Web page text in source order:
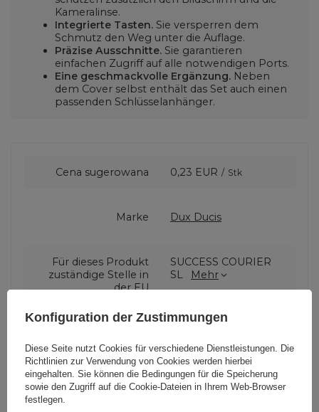
Kameralinse.
Integrierte Tasten. Sie versperren dem
Schmutz den Weg unter die Auflage.
Präzise Ausschnitte. Sie garantieren
einfachen Zugriff auf alle notwendigen Ports.
Eine geschmackvolle Ergänzung. Neben
dem Cover selbst enthält das Set auch einen
passenden Schlüsselanhänger.
Cena sugerowana 0,23 EUR / Stk
Marke Dux Ducis
Für dieses Produkt
zuständige Stelle in
der EU
SUCCESS COURIER
SL
Mehr
Serie Dux Ducis Hivo
Konfiguration der Zustimmungen
Diese Seite nutzt Cookies für verschiedene Dienstleistungen. Die
Richtlinien zur Verwendung von Cookies werden hierbei
eingehalten. Sie können die Bedingungen für die Speicherung
sowie den Zugriff auf die Cookie-Dateien in Ihrem Web-Browser
festlegen.